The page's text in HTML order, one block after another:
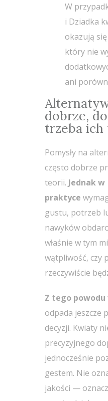
W
i Dziadka
okazują
który nie
ani
dobrze,
trzeba ich
Pomysły na
często dobrze
teorii. Jednak w
praktyce
gustu, potrzeb
nawyków
właśnie w tym
wątpliwość, czy
rzeczywiście
Z tego powodu
odpada jeszcze
decyzji. Kwiaty
precyzyjnego
jednocześnie
gestem. Nie
jakości —